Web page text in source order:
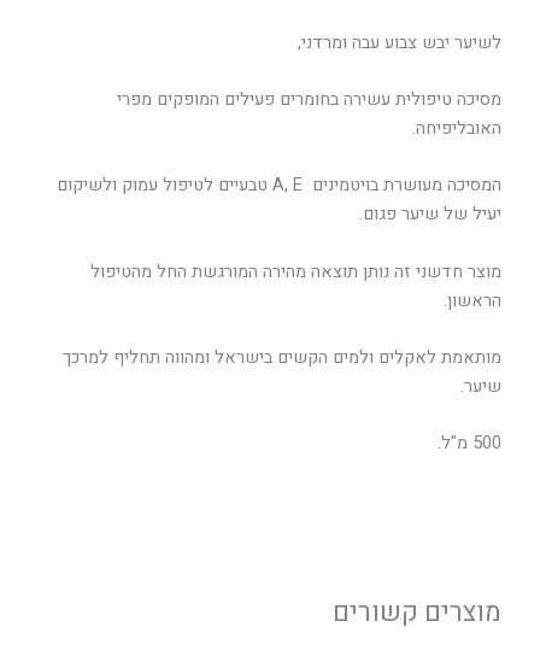
לשיער יבש צבוע עבה ומרדני,
מסיכה טיפולית עשירה בחומרים פעילים המופקים מפרי
האובליפיחה.
המסיכה מעושרת בויטמינים A, E טבעיים לטיפול עמוק ולשיקום
יעיל של שיער פגום.
מוצר חדשני זה נותן תוצאה מהירה המורגשת החל מהטיפול
הראשון.
מותאמת לאקלים ולמים הקשים בישראל ומהווה תחליף למרכך
שיער.
500 מ"ל.
מוצרים קשורים